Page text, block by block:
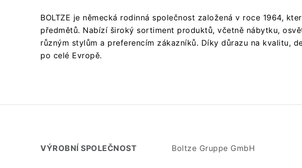
BOLTZE je německá rodinná společnost založená v roce 1964,
předmětů. Nabízí široký sortiment produktů, včetně nábytku,
různým stylům a preferencím zákazníků. Díky důrazu na kvalitu,
po celé Evropě.
VÝROBNÍ SPOLEČNOST Boltze Gruppe GmbH